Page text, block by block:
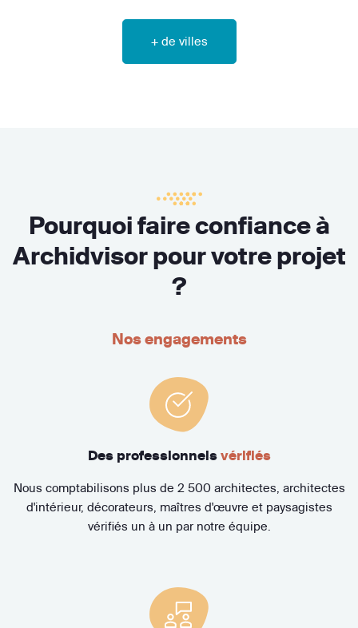
+ de villes
Pourquoi faire confiance à
Archidvisor pour votre projet
?
Nos engagements
Des professionnels vérifiés
Nous comptabilisons plus de 2 500 architectes, architectes
d'intérieur, décorateurs, maîtres d'œuvre et paysagistes
vérifiés un à un par notre équipe.